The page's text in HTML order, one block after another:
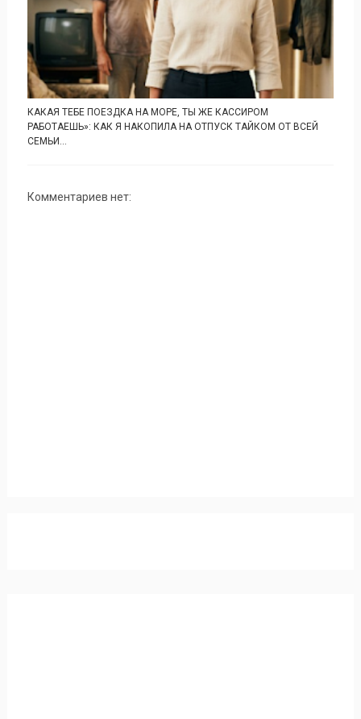
КАКАЯ ТЕБЕ ПОЕЗДКА НА МОРЕ, ТЫ ЖЕ КАССИРОМ
РАБОТАЕШЬ»: КАК Я НАКОПИЛА НА ОТПУСК ТАЙКОМ ОТ ВСЕЙ
СЕМЬИ...
Комментариев нет: